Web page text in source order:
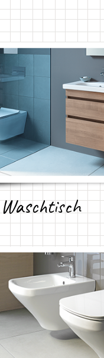
Waschtisch